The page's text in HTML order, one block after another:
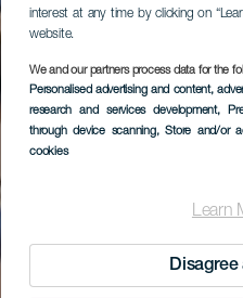
interest at any time by clicking on
website.
We and our partners process data for the
Personalised advertising and content,
research and services development,
through device scanning, Store and/or
cookies
Learn
Disagree